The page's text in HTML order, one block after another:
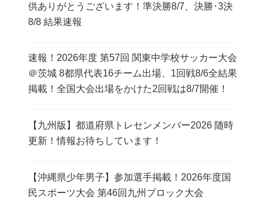
供ありがとうございます！準決勝8/7、決勝･3決
8/8 結果速報
速報！2026年度 第57回 関東中学校サッカー大会
＠茨城 8都県代表16チーム出場、1回戦8/6全結果
掲載！全国大会出場をかけた2回戦は8/7開催！
【九州版】都道府県トレセンメンバー2026 随時
更新！情報お待ちしています！
【沖縄県少年男子】参加選手掲載！2026年度国
民スポーツ大会 第46回九州ブロック大会